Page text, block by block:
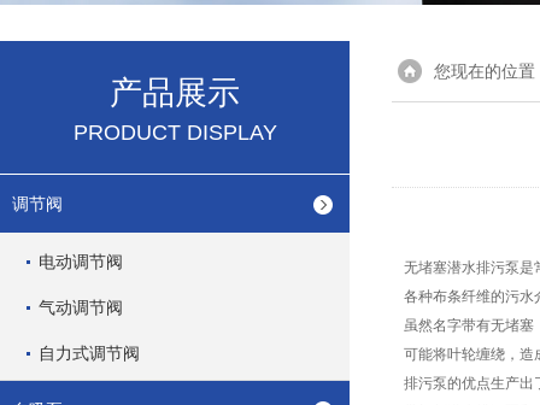
产品展示
PRODUCT DISPLAY
调节阀
电动调节阀
气动调节阀
自力式调节阀
您现在的位置
无堵塞潜水排污泵是
各种布条纤维的污水
虽然名字带有无堵
可能将叶轮缠绕，造
排污泵的优点生产出